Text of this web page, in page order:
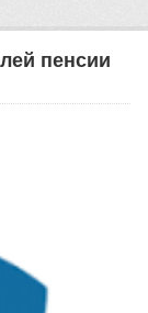
пенсии